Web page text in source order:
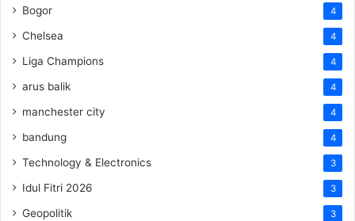
Bogor 4
Chelsea 4
Liga Champions 4
arus balik 4
manchester city 4
bandung 4
Technology & Electronics 3
Idul Fitri 2026 3
Geopolitik 3